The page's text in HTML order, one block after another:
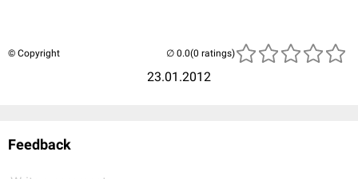
© Copyright
23.01.2012
(0 ratings)
Feedback